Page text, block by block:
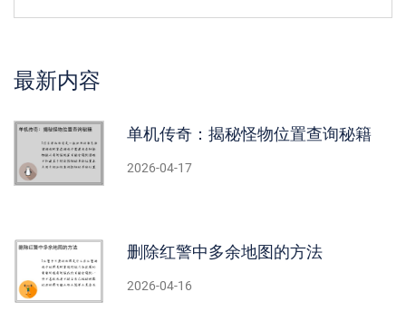
最新内容
单机传奇：揭秘怪物位置查询秘籍
2026-04-17
删除红警中多余地图的方法
2026-04-16